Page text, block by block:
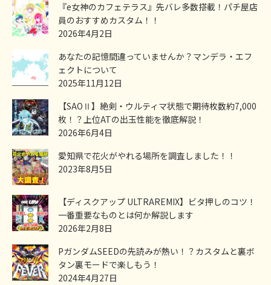
『e女神のカフェテラス』先バレ多数搭載！パチ屋店
員のおすすめカスタム！！
2026年4月2日
あなたの記憶間違っていませんか？マンデラ・エフ
ェクトについて
2025年11月12日
【SAOⅡ】絶剣・ウルティマ状態で期待枚数約7,000
枚！？上位ATの出玉性能を徹底解説！
2026年6月4日
愛知県で花火がやれる場所を調査しました！！
2023年8月5日
【ディスクアップ ULTRAREMIX】ビタ押しのコツ！
一番重要なものとは何か解説します
2026年2月8日
PガンダムSEEDの先読みが熱い！？カスタムと裏ボ
タン裏モードで楽しもう！
2024年4月27日